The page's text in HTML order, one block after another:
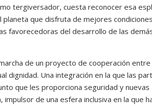
tergiversador, cuesta reconocer esa
que disfruta de mejores
favorecedoras del desarrollo de las
de un proyecto de cooperación entre
dignidad. Una integración en la que las
que les proporciona seguridad y nuevas
de una esfera inclusiva en la que